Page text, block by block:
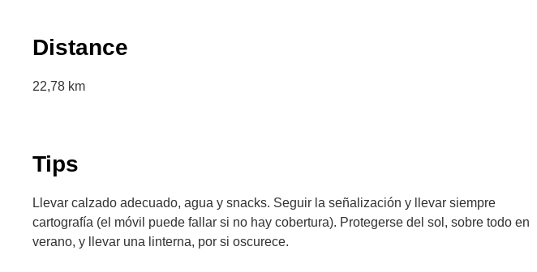
Distance
22,78 km
Tips
Llevar calzado adecuado, agua y snacks. Seguir la señalización y llevar siempre
cartografía (el móvil puede fallar si no hay cobertura). Protegerse del sol, sobre todo en
verano, y llevar una linterna, por si oscurece.